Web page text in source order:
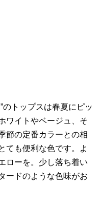
のトップスは春夏にピッ
ワイトやベージュ、そ
節の定番カラーとの相
ても便利な色です。よ
ローを。少し落ち着い
ードのような色味がお